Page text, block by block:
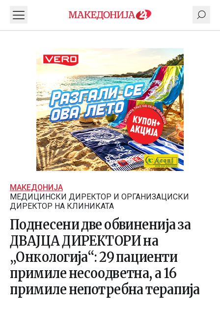
МАКЕДОНИЈА
МЕДИЦИНСКИ ДИРЕКТОР И ОРГАНИЗАЦИСКИ
ДИРЕКТОР НА КЛИНИКАТА
Поднесени двe обвиненија за
ДВАЈЦА ДИРЕКТОРИ на
„Онкологија“: 29 пациенти
примиле несоодветна, а 16
примиле непотребна терапија